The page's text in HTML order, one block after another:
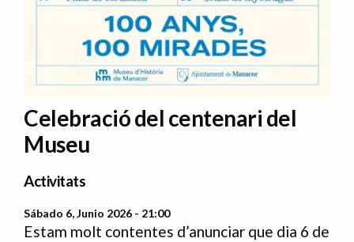
Celebració del centenari del
Museu
Activitats
Sábado 6, Junio 2026 - 21:00
Estam molt contentes d’anunciar que dia 6 de